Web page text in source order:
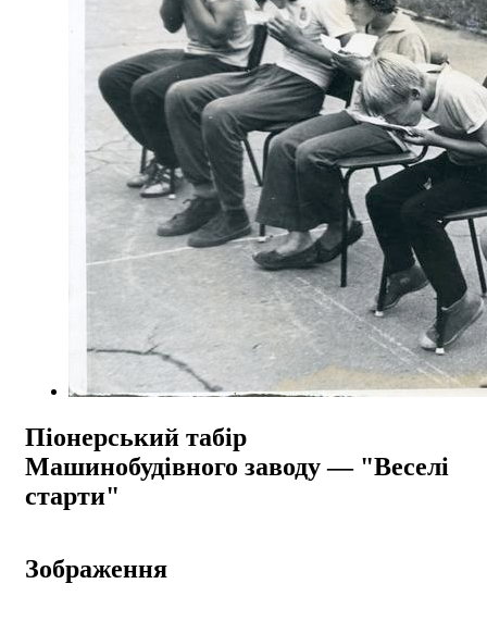
Піонерський табір
Машинобудівного заводу — "Веселі
старти"
Зображення